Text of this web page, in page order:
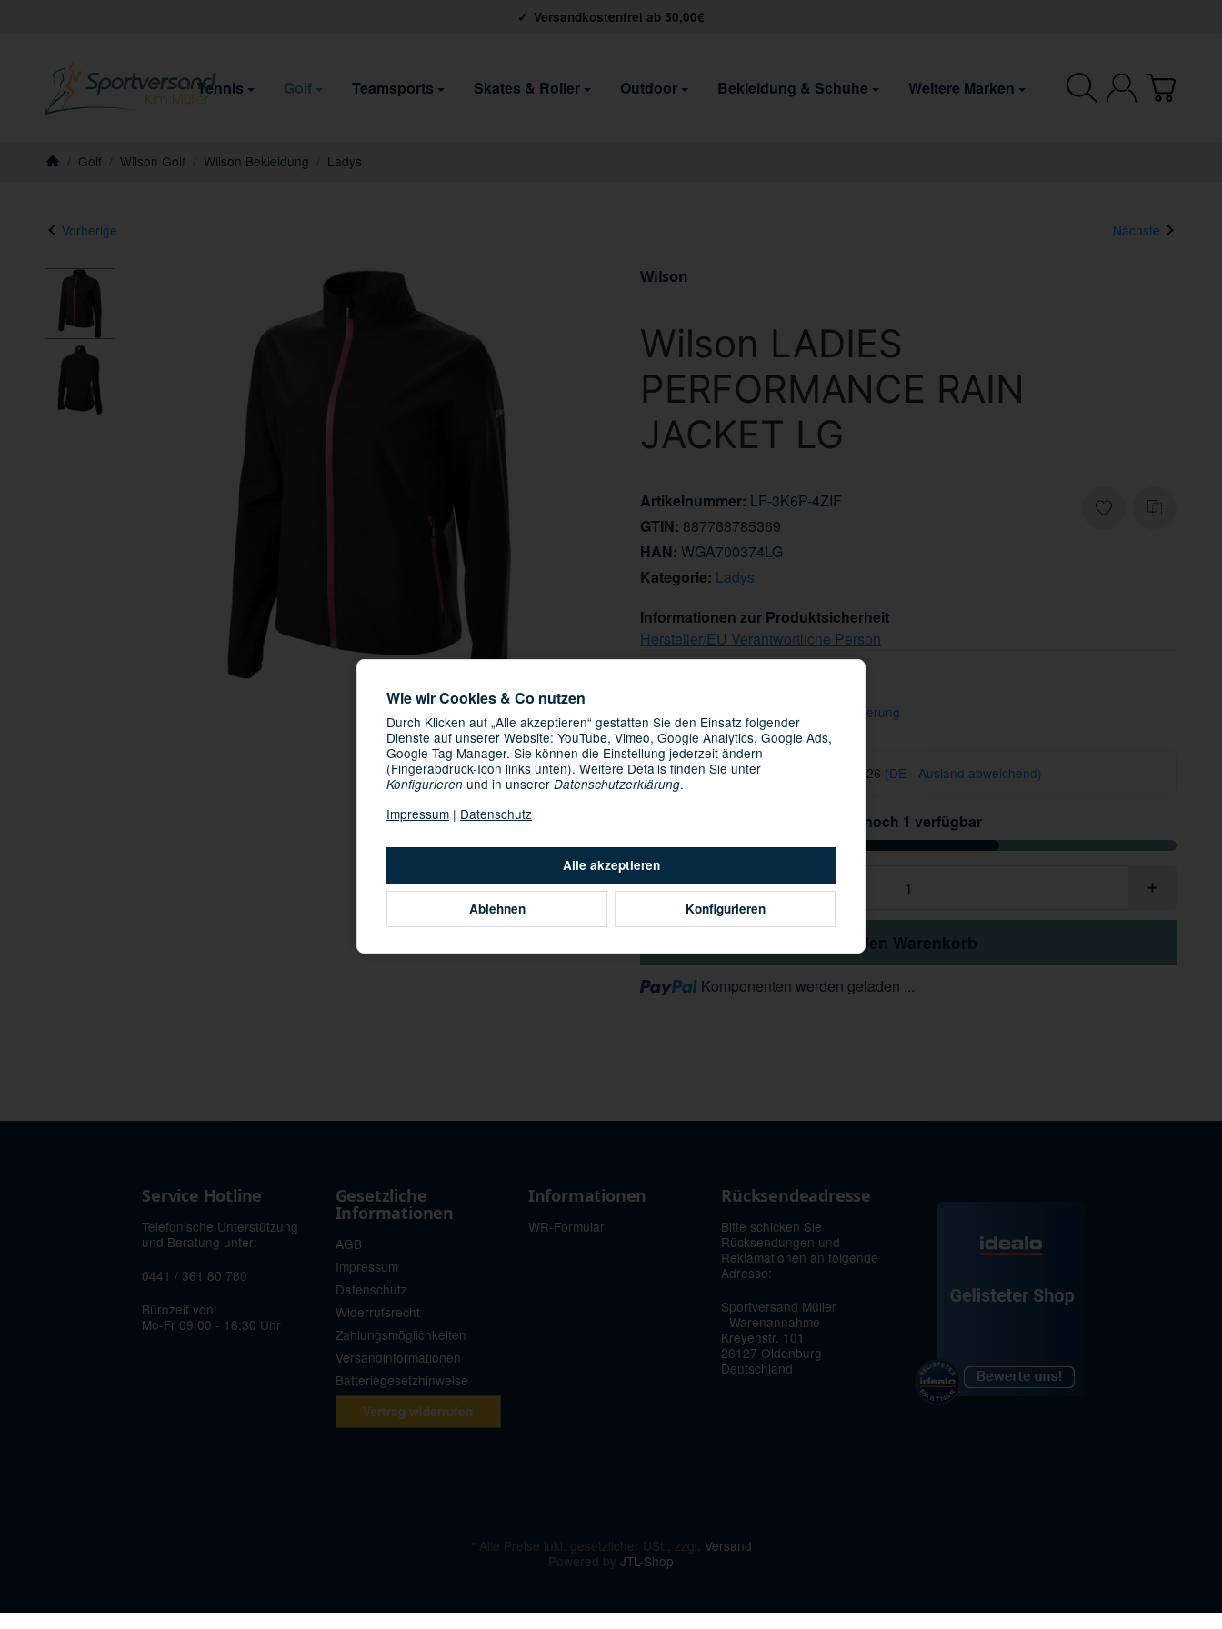
Versandkostenfrei ab 50,00€
Tennis Golf Teamsports Skates & Roller Outdoor Bekleidung & Schuhe Weitere Marken
Golf Wilson Golf Wilson Bekleidung Ladys
Vorherige Nächste
Wilson
Wilson LADIES
PERFORMANCE RAIN
JACKET LG
Artikelnummer: LF-3K6P-4ZIF
GTIN: 887768785369
HAN: WGA700374LG
Kategorie: Ladys
Informationen zur Produktsicherheit
Hersteller/EU Verantwortliche Person
Versandkostenfreie Lieferung
Knapper Lagerbestand
Lieferdatum:12.08.2026 - 14.08.2026 (DE - Ausland abweichend)
Nur noch 1 verfügbar
In den Warenkorb
Loading...Komponenten werden geladen ...
Service Hotline
Telefonische Unterstützung
und Beratung unter:
0441 / 361 80 780
Bürozeit von:
Mo-Fr 09:00 - 16:30 Uhr
Gesetzliche
Informationen
AGB
Impressum
Datenschutz
Widerrufsrecht
Zahlungsmöglichkeiten
Versandinformationen
Batteriegesetzhinweise
Vertrag widerrufen
Informationen
WR-Formular
Rücksendeadresse
Bitte schicken Sie
Rücksendungen und
Reklamationen an folgende
Adresse:
Sportversand Müller
- Warenannahme -
Kreyenstr. 101
26127 Oldenburg
Deutschland
* Alle Preise inkl. gesetzlicher USt., zzgl. Versand
Powered by JTL-Shop
Alle akzeptieren
Ablehnen Konfigurieren
Wie wir Cookies & Co nutzen
Durch Klicken auf „Alle akzeptieren“ gestatten Sie den Einsatz folgender
Dienste auf unserer Website: YouTube, Vimeo, Google Analytics, Google Ads,
Google Tag Manager. Sie können die Einstellung jederzeit ändern
(Fingerabdruck-Icon links unten). Weitere Details finden Sie unter
Konfigurieren und in unserer Datenschutzerklärung.
Impressum | Datenschutz